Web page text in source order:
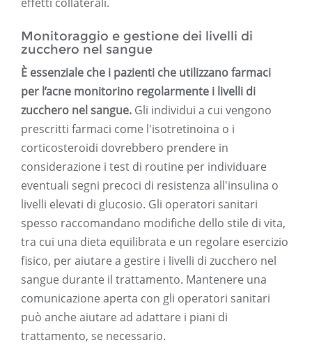
Monitoraggio e gestione dei livelli di
zucchero nel sangue
È essenziale che i pazienti che utilizzano farmaci
per l’acne monitorino regolarmente i livelli di
zucchero nel sangue. Gli individui a cui vengono
prescritti farmaci come l'isotretinoina o i
corticosteroidi dovrebbero prendere in
considerazione i test di routine per individuare
eventuali segni precoci di resistenza all'insulina o
livelli elevati di glucosio. Gli operatori sanitari
spesso raccomandano modifiche dello stile di vita,
tra cui una dieta equilibrata e un regolare esercizio
fisico, per aiutare a gestire i livelli di zucchero nel
sangue durante il trattamento. Mantenere una
comunicazione aperta con gli operatori sanitari
può anche aiutare ad adattare i piani di
trattamento, se necessario.